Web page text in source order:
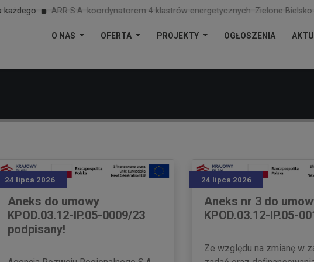
ARR S.A. koordynatorem 4 klastrów energetycznych: Zielone Bielsko-Biała,
O NAS OFERTA PROJEKTY OGŁOSZENIA
24 lipca 2026
Aneks do umowy
KPOD.03.12-IP.05-0009/23
podpisany!
24 lipca 2026
Aneks nr 3 do
KPOD.03.12-IP.05-
Ze względu na zmianę w